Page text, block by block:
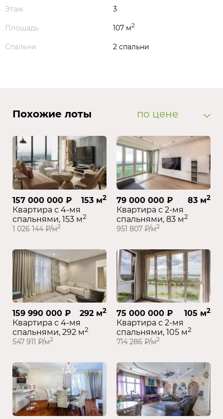
Этаж 3
Площадь 107 м2
Спальни 2 спальни
Похожие лоты
157 000 000 ₽ 153 м2
Квартира с 4-мя
спальнями, 153 м2
1 026 144 ₽/м2
79 000 000 ₽ 83 м2
Квартира с 2-мя
спальнями, 83 м2
951 807 ₽/м2
159 990 000 ₽ 292 м2
Квартира с 4-мя
спальнями, 292 м2
547 911 ₽/м2
75 000 000 ₽ 105 м2
Квартира с 2-мя
спальнями, 105 м2
714 286 ₽/м2